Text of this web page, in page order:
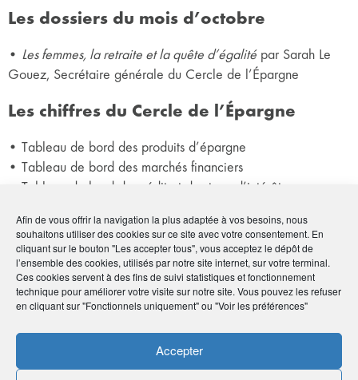
Afin de vous offrir la navigation la plus adaptée à vos besoins, nous
souhaitons utiliser des cookies sur ce site avec votre consentement. En
cliquant sur le bouton "Les accepter tous", vous acceptez le dépôt de
l’ensemble des cookies, utilisés par notre site internet, sur votre terminal.
Ces cookies servent à des fins de suivi statistiques et fonctionnement
technique pour améliorer votre visite sur notre site. Vous pouvez les refuser
en cliquant sur "Fonctionnels uniquement" ou "Voir les préférences"
Accepter
Les dossiers du mois d’octobre
• Les femmes, la retraite et la quête d’égalitépar Sarah Le
Gouez, Secrétaire générale du Cercle de l’Épargne
Les chiffres du Cercle de l’Épargne
• Tableau de bord des produits d’épargne
• Tableau de bord des marchés financiers
• Tableau de bord du crédit et des taux d’intérêt
En savoirplus
Mensuel du Cercle de l'Épargne - n°66
octobre 2019
Le Cercle de l'Épargne